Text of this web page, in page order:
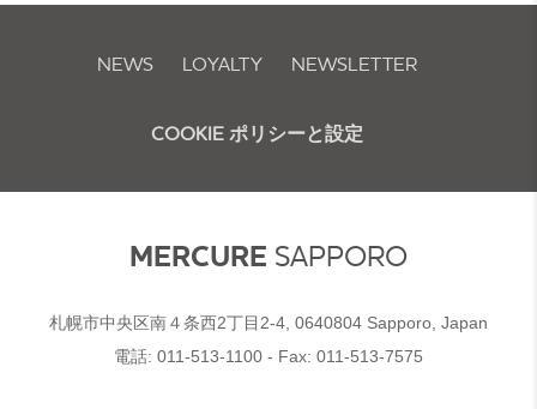
NEWS LOYALTY NEWSLETTER
COOKIE ポリシーと設定
MERCURE SAPPORO
札幌市中央区南４条西2丁目2-4, 0640804 Sapporo, Japan
電話: 011-513-1100 - Fax: 011-513-7575